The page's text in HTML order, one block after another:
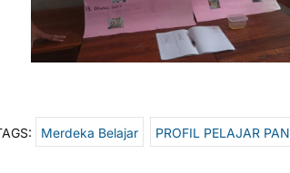
Merdeka Belajar PROFIL PELAJAR